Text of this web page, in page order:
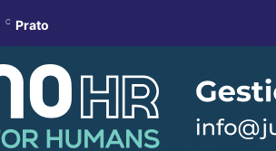
C Prato